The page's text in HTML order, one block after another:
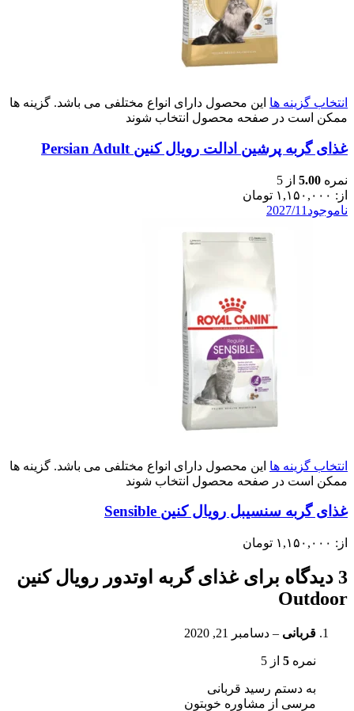
انتخاب گزینه ها این محصول دارای انواع مختلفی می باشد. گزینه ها
ممکن است در صفحه محصول انتخاب شوند
غذای گربه پرشین ادالت رویال کنین Persian Adult
نمره 5.00 از 5
از: ۱,۱۵۰,۰۰۰ تومان
ناموجود 2027/11
انتخاب گزینه ها این محصول دارای انواع مختلفی می باشد. گزینه ها
ممکن است در صفحه محصول انتخاب شوند
غذای گربه سنسیبل رویال کنین Sensible
از: ۱,۱۵۰,۰۰۰ تومان
3 دیدگاه برای
غذای گربه اوتدور رویال کنین
Outdoor
قربانی – دسامبر 21, 2020
نمره 5 از 5
به دستم رسید قربانی
مرسی از مشاوره خوبتون